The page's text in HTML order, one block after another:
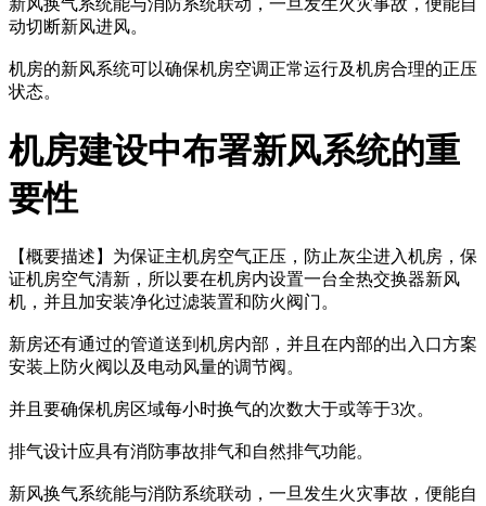
新风换气系统能与消防系统联动，一旦发生火灾事故，便能自
动切断新风进风。
机房的新风系统可以确保机房空调正常运行及机房合理的正压
状态。
机房建设中布署新风系统的重
要性
【概要描述】 为保证主机房空气正压，防止灰尘进入机房，保
证机房空气清新，所以要在机房内设置一台全热交换器新风
机，并且加安装净化过滤装置和防火阀门。
新房还有通过的管道送到机房内部，并且在内部的出入口方案
安装上防火阀以及电动风量的调节阀。
并且要确保机房区域每小时换气的次数大于或等于3次。
排气设计应具有消防事故排气和自然排气功能。
新风换气系统能与消防系统联动，一旦发生火灾事故，便能自